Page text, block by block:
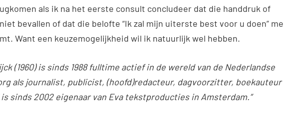
als ik na het eerste consult concludeer dat die handdruk of
bevallen of dat die belofte “Ik zal mijn uiterste best voor u doen” me
Want een keuzemogelijkheid wil ik natuurlijk wel hebben.
(1960) is sinds 1988 fulltime actief in de wereld van de Nederlandse
als journalist, publicist, (hoofd)redacteur, dagvoorzitter, boekauteur
sinds 2002 eigenaar van Eva tekstproducties in Amsterdam.”